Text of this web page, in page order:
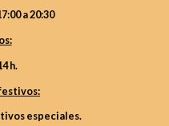
a 20:30
h.
especiales.